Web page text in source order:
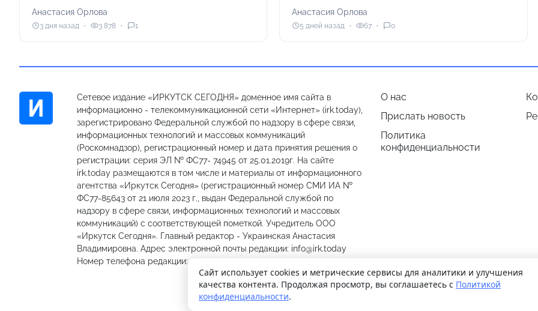
Анастасия Орлова
3 дня назад 3 878 1
Анастасия Орлова
5 дней назад 67 0
Сетевое издание «ИРКУТСК СЕГОДНЯ» доменное имя сайта в
информационно - телекоммуникационной сети «Интернет» (irk.today),
зарегистрировано Федеральной службой по надзору в сфере связи,
информационных технологий и массовых коммуникаций
(Роскомнадзор), регистрационный номер и дата принятия решения о
регистрации: серия ЭЛ № ФС77- 74945 от 25.01.2019г. На сайте
irk.today размещаются в том числе и материалы от информационного
агентства «Иркутск Сегодня» (регистрационный номер СМИ ИА №
ФС77-85643 от 21 июля 2023 г., выдан Федеральной службой по
надзору в сфере связи, информационных технологий и массовых
коммуникаций) с соответствующей пометкой. Учредитель ООО
«Иркутск Сегодня». Главный редактор - Украинская Анастасия
Владимировна. Адрес электронной почты редакции: info@irk.today
Номер телефона редакции: 89501301335, 89148774487
О нас
Прислать новость
Политика
конфиденциальности
© 2026
Сайт использует cookies и метрические сервисы для аналитики и улучшения
качества контента. Продолжая просмотр, вы соглашаетесь с Политикой
конфиденциальности.